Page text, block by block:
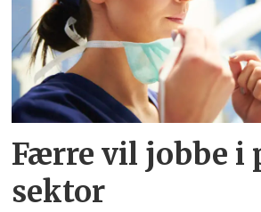
Færre vil jobbe i
sektor